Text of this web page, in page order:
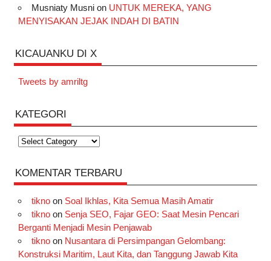
Musniaty Musnion UNTUK MEREKA, YANG
MENYISAKAN JEJAK INDAH DI BATIN
KICAUANKU DI X
Tweets by amriltg
KATEGORI
Kategori
KOMENTAR TERBARU
tiknoon Soal Ikhlas, Kita Semua Masih Amatir
tiknoon Senja SEO, Fajar GEO: Saat Mesin Pencari
Berganti Menjadi Mesin Penjawab
tiknoon Nusantara di Persimpangan Gelombang:
Konstruksi Maritim, Laut Kita, dan Tanggung Jawab Kita